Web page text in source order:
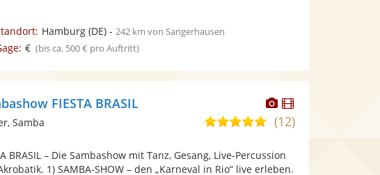
Hamburg(DE)- 242 km von Sangerhausen
€ (bis ca. 500 € pro Auftritt)
Dieser
Künstler
stellt
bereit.
Dieser
Künstler
FIESTA BRASIL
5,0
5
(12)
Samba
BRASIL – Die Sambashow mit Tanz, Gesang, Live-Percussion
1) SAMBA-SHOW – den „Karneval in Rio“ live erleben.